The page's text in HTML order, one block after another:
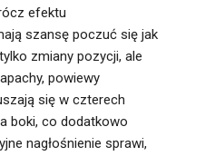
efektu
szansę poczuć się jak
zmiany pozycji, ale
powiewy
się w czterech
boki, co dodatkowo
nagłośnienie sprawi,